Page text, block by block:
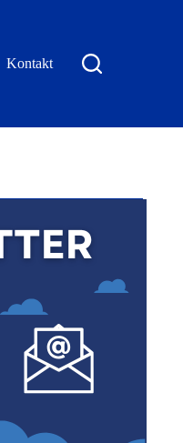
Kontakt